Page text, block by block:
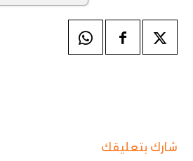
شارك بتعليقك